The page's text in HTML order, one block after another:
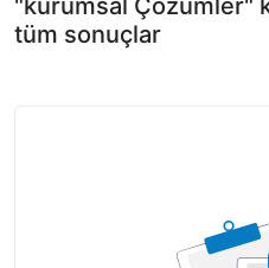
"kurumsal Çözümler"
tüm sonuçlar